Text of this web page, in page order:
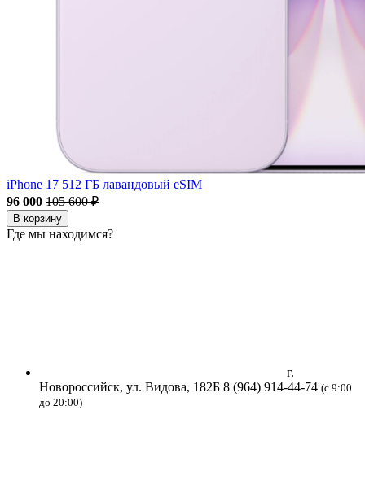
iPhone 17 512 ГБ лавандовый eSIM
96 000 105 600 ₽
В корзину
Где мы находимся?
г.
Новороссийск, ул. Видова, 182Б 8 (964) 914-44-74 (с 9:00
до 20:00)